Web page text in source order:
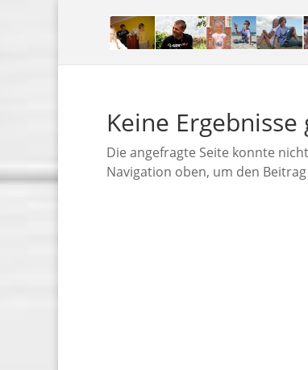
Keine
Die angefragte Seite konnte
Navigation oben, um den